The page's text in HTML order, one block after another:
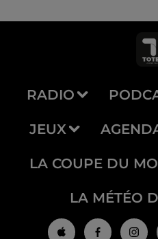
RADIO
JEUX
LA COUPE DU
LA MÉTÉO